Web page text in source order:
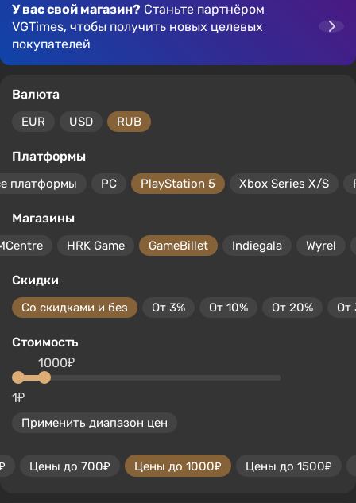
У вас свой магазин? Станьте партнёром
VGTimes, чтобы получить новых целевых
покупателей
Валюта
EUR USD RUB
Платформы
платформы PC PlayStation 5 Xbox Series X/S
Магазины
HRK Game GameBillet Indiegala Wyrel
Скидки
Со скидками и без От 3% От 10% От 20% От
Стоимость
1₽
1000₽
Применить диапазон цен
Цены до 700₽ Цены до 1000₽ Цены до 1500₽